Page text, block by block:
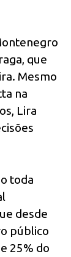
que
Mesmo
na
Lira
toda
desde
público
25% do